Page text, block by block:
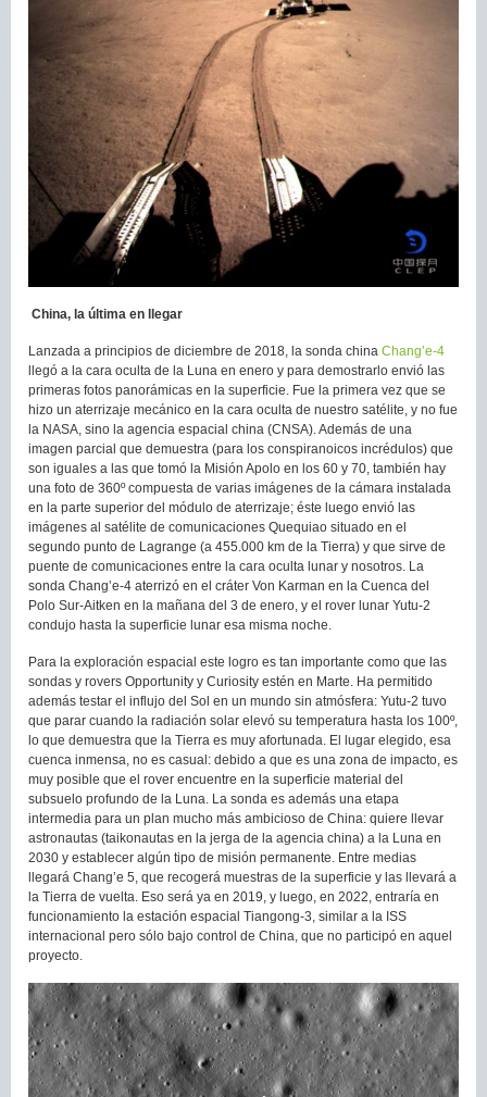
China, la última en llegar
Lanzada a principios de diciembre de 2018, la sonda china Chang’e-4
llegó a la cara oculta de la Luna en enero y para demostrarlo envió las
primeras fotos panorámicas en la superficie. Fue la primera vez que se
hizo un aterrizaje mecánico en la cara oculta de nuestro satélite, y no fue
la NASA, sino la agencia espacial china (CNSA). Además de una
imagen parcial que demuestra (para los conspiranoicos incrédulos) que
son iguales a las que tomó la Misión Apolo en los 60 y 70, también hay
una foto de 360º compuesta de varias imágenes de la cámara instalada
en la parte superior del módulo de aterrizaje; éste luego envió las
imágenes al satélite de comunicaciones Quequiao situado en el
segundo punto de Lagrange (a 455.000 km de la Tierra) y que sirve de
puente de comunicaciones entre la cara oculta lunar y nosotros. La
sonda Chang’e-4 aterrizó en el cráter Von Karman en la Cuenca del
Polo Sur-Aitken en la mañana del 3 de enero, y el rover lunar Yutu-2
condujo hasta la superficie lunar esa misma noche.
Para la exploración espacial este logro es tan importante como que las
sondas y rovers Opportunity y Curiosity estén en Marte. Ha permitido
además testar el influjo del Sol en un mundo sin atmósfera: Yutu-2 tuvo
que parar cuando la radiación solar elevó su temperatura hasta los 100º,
lo que demuestra que la Tierra es muy afortunada. El lugar elegido, esa
cuenca inmensa, no es casual: debido a que es una zona de impacto, es
muy posible que el rover encuentre en la superficie material del
subsuelo profundo de la Luna. La sonda es además una etapa
intermedia para un plan mucho más ambicioso de China: quiere llevar
astronautas (taikonautas en la jerga de la agencia china) a la Luna en
2030 y establecer algún tipo de misión permanente. Entre medias
llegará Chang’e 5, que recogerá muestras de la superficie y las llevará a
la Tierra de vuelta. Eso será ya en 2019, y luego, en 2022, entraría en
funcionamiento la estación espacial Tiangong-3, similar a la ISS
internacional pero sólo bajo control de China, que no participó en aquel
proyecto.